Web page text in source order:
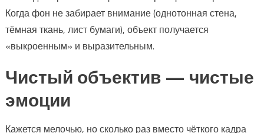
Когда фон не забирает внимание (однотонная стена,
тёмная ткань, лист бумаги), объект получается
«выкроенным» и выразительным.
Чистый объектив — чистые
эмоции
Кажется мелочью, но сколько раз вместо чёткого кадра